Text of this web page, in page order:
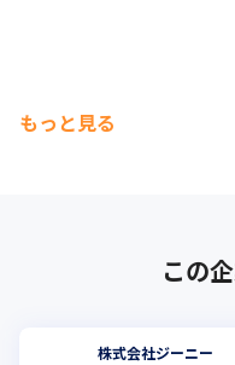
もっと見る
この
株式会社ジーニー